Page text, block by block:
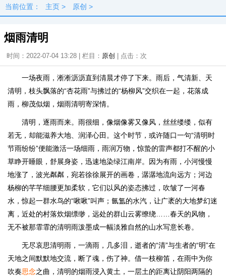
当前位置： 主页 > 原创 >
烟雨清明
时间：2022-07-04 13:28 | 栏目： 原创 | 点击： 次
一场夜雨，淅淅沥沥直到清晨才停了下来。雨后，气清新、天
清明，枝头飘落的“杏花雨”与拂过的“杨柳风”交织在一起，花落成
雨，柳茂似烟，烟雨清明寄深情。
清明，逐雨而来。雨很细，像烟像雾又像风，丝丝缕缕，似有
若无，却能滋养大地、润泽心田。这个时节，或许随口一句“清明时
节雨纷纷”便能激活一场细雨，雨润万物，惊蛰的雷声都打不醒的小
草睁开睡眼，舒展身姿，迅速地染绿江南岸。因为有雨，小河慢慢
地涨了，波光粼粼，宛若徐徐展开的画卷，潺潺地流向远方；河边
杨柳的芊芊细腰更加柔软，它们以风的姿态拂过，吹皱了一河春
水，惊起一群水鸟的“啾啾”叫声；氤氲的水汽，让广袤的大地梦幻迷
离，近处的村落炊烟缥缈，远处的群山云雾缭绕……春天的风物，
无不被那霏霏的清明雨泼墨成一幅淡雅自然的山水写意长卷。
无尽哀思清明雨，一滴雨，几多泪，逝者的“清”与生者的“明”在
天地之间默默地交流，断了魂，伤了神。借一枝柳笛，在雨中为你
吹奏思念之曲，清明的烟雨浸入黄土，一层土的距离让阴阳两隔的